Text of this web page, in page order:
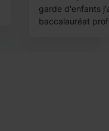
garde d'enfants
baccalauréat